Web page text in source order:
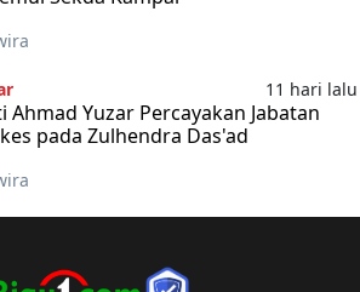
11 hari lalu
Ahmad Yuzar Percayakan Jabatan
pada Zulhendra Das'ad